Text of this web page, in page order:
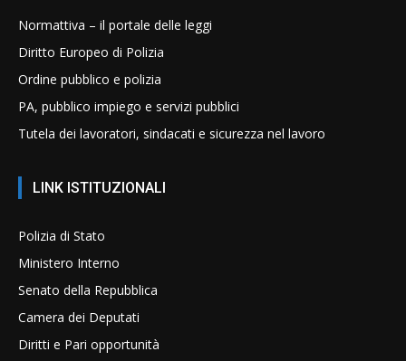
Normattiva – il portale delle leggi
Diritto Europeo di Polizia
Ordine pubblico e polizia
PA, pubblico impiego e servizi pubblici
Tutela dei lavoratori, sindacati e sicurezza nel lavoro
LINK ISTITUZIONALI
Polizia di Stato
Ministero Interno
Senato della Repubblica
Camera dei Deputati
Diritti e Pari opportunità